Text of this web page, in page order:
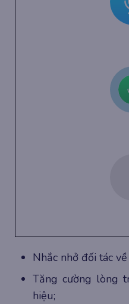
Nhắc nhở đối tác
Tăng cường lòng
hiệu;